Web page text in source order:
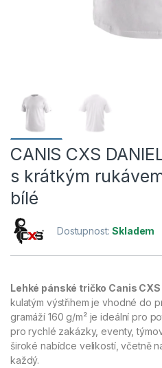
CANIS CXS
s krátkým
bílé
Dostupnost:Skladem
Lehké pánské tričko Canis CXS
kulatým výstřihem je vhodné do
gramáží 160 g/m² je ideální pro
pro rychlé zakázky, eventy,
široké nabídce velikostí, včetně
každý.